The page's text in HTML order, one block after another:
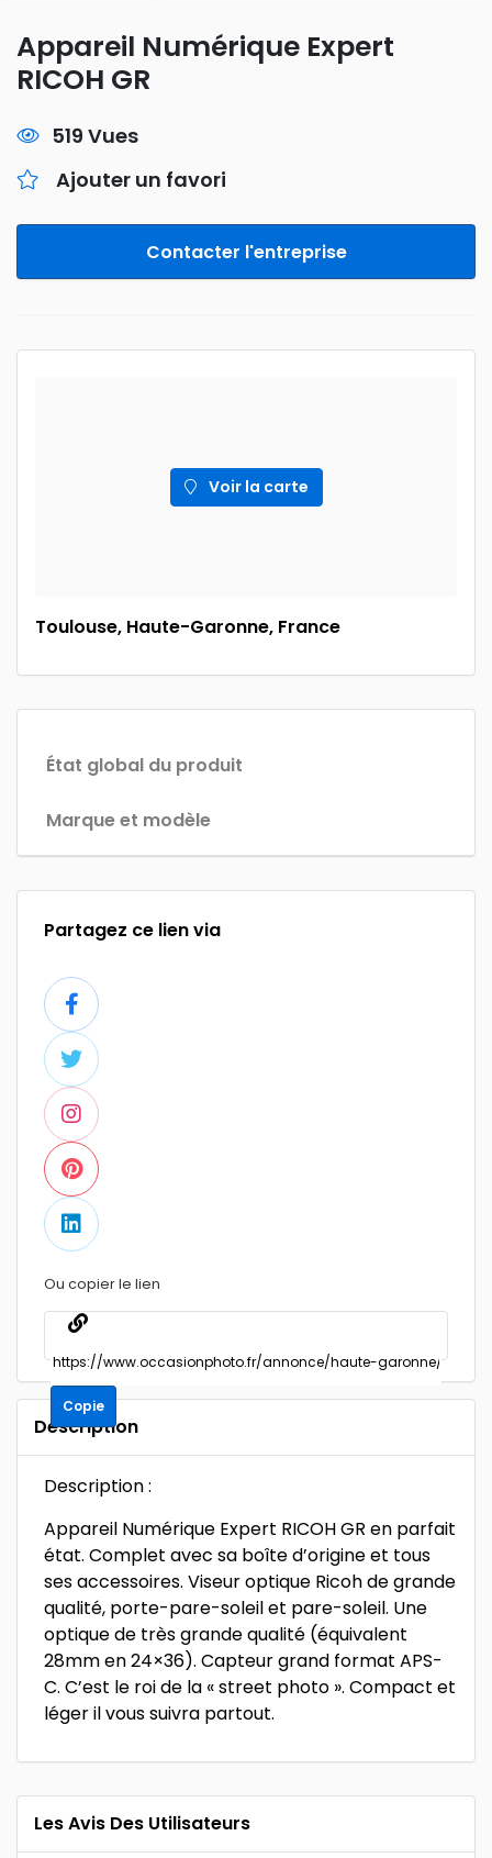
Appareil Numérique Expert
RICOH GR
519 Vues
Ajouter un favori
Contacter l'entreprise
Voir la carte
Toulouse, Haute-Garonne, France
État global du produit
Marque et modèle
Partagez ce lien via
Ou copier le lien
Copie
Description
Description :
Appareil Numérique Expert RICOH GR en parfait
état. Complet avec sa boîte d’origine et tous
ses accessoires. Viseur optique Ricoh de grande
qualité, porte-pare-soleil et pare-soleil. Une
optique de très grande qualité (équivalent
28mm en 24×36). Capteur grand format APS-
C. C’est le roi de la « street photo ». Compact et
léger il vous suivra partout.
Les Avis Des Utilisateurs